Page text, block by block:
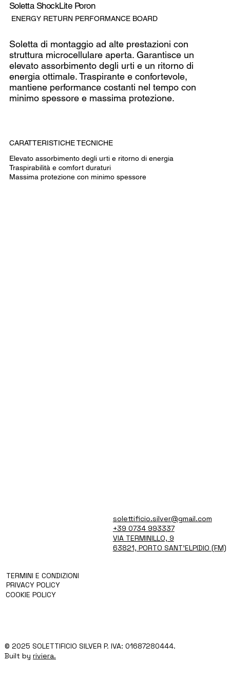
Soletta ShockLite Poron
SKU
Energy
ENERGY RETURN PERFORMANCE BOARD
Soletta di montaggio ad alte prestazioni con
struttura microcellulare aperta. Garantisce un
elevato assorbimento degli urti e un ritorno di
energia ottimale. Traspirante e confortevole,
mantiene performance costanti nel tempo con
minimo spessore e massima protezione.
CARATTERISTICHE TECNICHE
Elevato assorbimento degli urti e ritorno di energia
Traspirabilità e comfort duraturi
Massima protezione con minimo spessore
TERMINI E CONDIZIONI
PRIVACY POLICY
COOKIE POLICY
solettificio.silver@gmail.com
+39 0734 993337
VIA TERMINILLO, 9
63821, PORTO SANT'ELPIDIO (FM)
© 2025 SOLETTIFICIO SILVER P. IVA: 01687280444.
Built by riviera.